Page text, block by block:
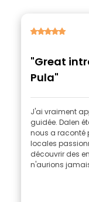
"Great
Pula"
J'ai vraiment
guidée. Dalen
nous a raconté
locales
découvrir des
n'aurions